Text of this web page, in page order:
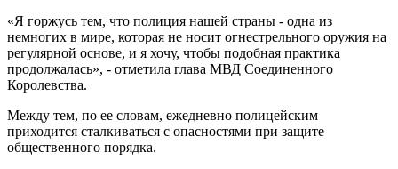
«Я горжусь тем, что полиция нашей страны - одна из
немногих в мире, которая не носит огнестрельного оружия на
регулярной основе, и я хочу, чтобы подобная практика
продолжалась», - отметила глава МВД Соединенного
Королевства.
Между тем, по ее словам, ежедневно полицейским
приходится сталкиваться с опасностями при защите
общественного порядка.